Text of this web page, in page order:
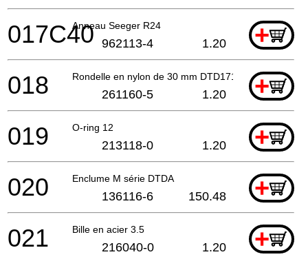
Anneau Seeger R24 +
017C40 962113-4 1.20
Rondelle en nylon de 30 mm DTD171 +
018 261160-5 1.20
O-ring 12 +
019 213118-0 1.20
Enclume M série DTDA +
020 136116-6 150.48
Bille en acier 3.5 +
021 216040-0 1.20